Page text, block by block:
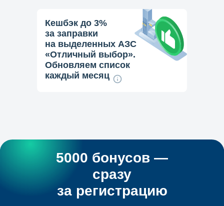
Кешбэк до 3%
за заправки
на выделенных АЗС
«Отличный выбор».
Обновляем список
каждый месяц
5000 бонусов —
сразу
за регистрацию